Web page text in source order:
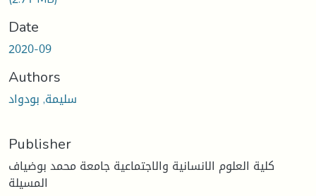
Date
2020-09
Authors
سليمة, بودواد
Publisher
كلية العلوم الانسانية والاجتماعية جامعة محمد بوضياف
المسيلة